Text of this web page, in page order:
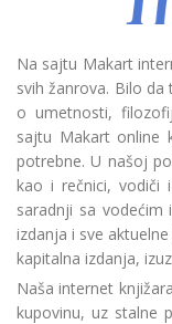
Na sajtu Makart
svih žanrova. Bilo
o umetnosti,
sajtu Makart online
potrebne. U našoj
kao i rečnici, vodiči
saradnji sa vodećim
izdanja i sve
kapitalna izdanja,
Naša internet
kupovinu, uz stalne